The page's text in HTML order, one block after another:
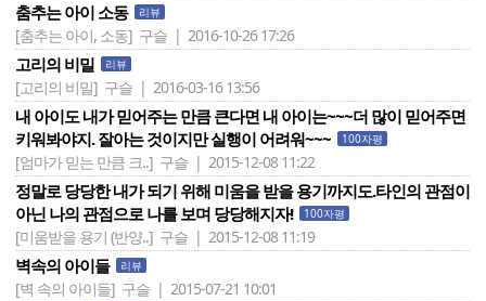
춤추는 아이 소동 리뷰
[춤추는 아이, 소동] 구슬 | 2016-10-26 17:26
고리의 비밀 리뷰
[고리의 비밀] 구슬 | 2016-03-16 13:56
내 아이도 내가 믿어주는 만큼 큰다면 내 아이는~~~더 많이 믿어주면
키워봐야지. 잘아는 것이지만 실행이 어려워~~~
100자평
[엄마가 믿는 만큼 크..] 구슬 | 2015-12-08 11:22
정말로 당당한 내가 되기 위해 미움을 받을 용기까지도.타인의 관점이
아닌 나의 관점으로 나를 보며 당당해지자!
100자평
[미움받을 용기 (반양..] 구슬 | 2015-12-08 11:19
벽속의 아이들 리뷰
[벽 속의 아이들] 구슬 | 2015-07-21 10:01